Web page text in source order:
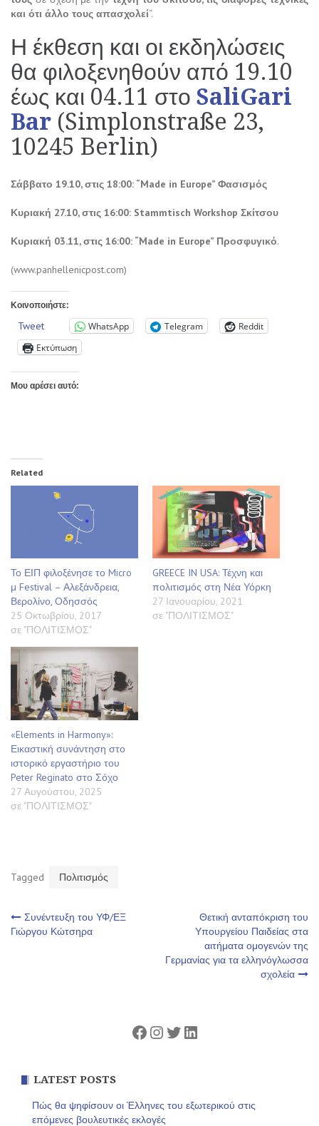
και ότι άλλο τους απασχολεί“.
Η έκθεση και οι εκδηλώσεις
θα φιλοξενηθούν από 19.10
έως και 04.11 στο SaliGari
Bar (Simplonstraße 23,
10245 Berlin)
Σάββατο 19.10, στις 18:00: “Made in Europe” Φασισμός
Κυριακή 27.10, στις 16:00: Stammtisch Workshop Σκίτσου
Κυριακή 03.11, στις 16:00: “Made in Europe” Προσφυγικό.
(www.panhellenicpost.com)
Κοινοποιήστε:
Tweet WhatsApp Telegram
Reddit
Εκτύπωση
Μου αρέσει αυτό:
Related
Το ΕΙΠ φιλοξένησε το Micro
μ Festival – Αλεξάνδρεια,
Βερολίνο, Οδησσός
25 Οκτωβρίου, 2017
σε "ΠΟΛΙΤΙΣΜΟΣ"
GREECE IN USA: Τέχνη και
πολιτισμός στη Νέα Υόρκη
27 Ιανουαρίου, 2021
σε "ΠΟΛΙΤΙΣΜΟΣ"
«Elements in Harmony»:
Εικαστική συνάντηση στο
ιστορικό εργαστήριο του
Peter Reginato στο Σόχο
27 Αυγούστου, 2025
σε "ΠΟΛΙΤΙΣΜΟΣ"
Tagged Πολιτισμός
Πλοήγηση
Συνέντευξη του ΥΦ/ΕΞ
Γιώργου Κώτσηρα
Θετική ανταπόκριση του
Υπουργείου Παιδείας στα
αιτήματα ομογενών της
Γερμανίας για τα ελληνόγλωσσα
σχολεία
Facebook
Instagram
Twitter
Linkedin
LATEST POSTS
Πώς θα ψηφίσουν οι Έλληνες του εξωτερικού στις
επόμενες βουλευτικές εκλογές